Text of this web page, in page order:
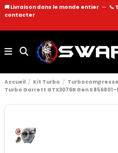
🚚 Livraison dans le monde entier — 📞
contacter
Accueil Kit Turbo
Turbo Garrett GTX3076R Gen II 856801-